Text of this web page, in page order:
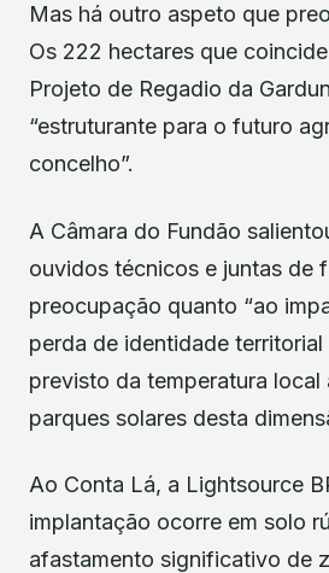
Mas há outro aspeto que
Os 222 hectares que
Projeto de Regadio da
“estruturante para o futuro
concelho”.
A Câmara do Fundão
ouvidos técnicos e juntas de
preocupação quanto “ao
perda de identidade territorial
previsto da temperatura local
parques solares desta
Ao Conta Lá, a Lightsource
implantação ocorre em solo
afastamento significativo de